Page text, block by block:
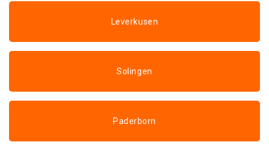
Leverkusen
Solingen
Paderborn